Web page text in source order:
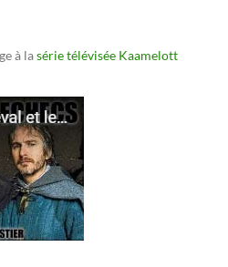
à lasérie télévisée Kaamelott